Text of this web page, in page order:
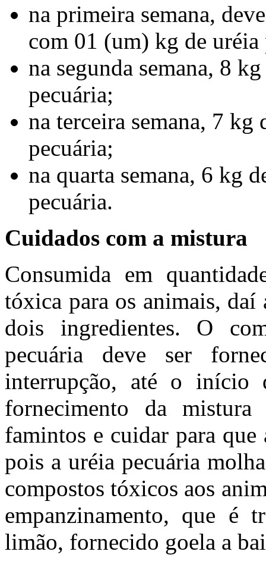
na primeira semana,
com 01 (um) kg de uréia
na segunda semana, 8
pecuária;
na terceira semana, 7
pecuária;
na quarta semana, 6 kg
pecuária.
Cuidados com a mistura
Consumida em
tóxica para os animais, daí
dois ingredientes.
O
pecuária deve ser
interrupção, até o início
fornecimento da
famintos e cuidar para que
pois a uréia pecuária
compostos tóxicos aos
empanzinamento, que é
limão, fornecido goela a